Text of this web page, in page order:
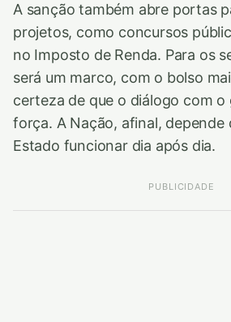
A sanção também abre portas
projetos, como concursos
no Imposto de Renda. Para os
será um marco, com o bolso
certeza de que o diálogo com
força. A Nação, afinal, depende
Estado funcionar dia após dia.
PUBLICIDADE